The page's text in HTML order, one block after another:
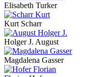
Elisabeth Turker
Kurt Scharr
Holger J. August
Magdalena Gasser